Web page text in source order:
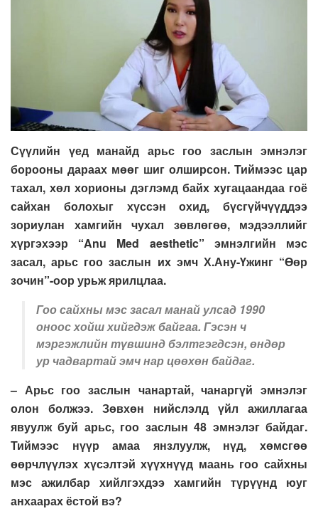
Сүүлийн үед манайд арьс гоо заслын эмнэлэг
борооны дараах мөөг шиг олширсон. Тиймээс цар
тахал, хөл хорионы дэглэмд байх хугацаандаа гоё
сайхан болохыг хүссэн охид, бүсгүйчүүддээ
зориулан хамгийн чухал зөвлөгөө, мэдээллийг
хүргэхээр “Anu Med aesthetic” эмнэлгийн мэс
засал, арьс гоо заслын их эмч Х.Ану-Үжинг “Өөр
зочин”-оор урьж ярилцлаа.
Гоо сайхны мэс засал манай улсад 1990
оноос хойш хийгдэж байгаа. Гэсэн ч
мэргэжлийн түвшинд бэлтгэгдсэн, өндөр
ур чадвартай эмч нар цөөхөн байдаг.
– Арьс гоо заслын чанартай, чанаргүй эмнэлэг
олон болжээ. Зөвхөн нийслэлд үйл ажиллагаа
явуулж буй арьс, гоо заслын 48 эмнэлэг байдаг.
Тиймээс нүүр амаа янзлуулж, нүд, хөмсгөө
өөрчлүүлэх хүсэлтэй хүүхнүүд маань гоо сайхны
мэс ажилбар хийлгэхдээ хамгийн түрүүнд юуг
анхаарах ёстой вэ?